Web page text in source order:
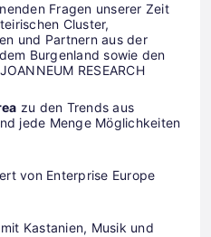
Fragen unserer Zeit
Cluster,
und Partnern aus der
Burgenland sowie den
RESEARCH
zu den Trends aus
jede Menge Möglichkeiten
von Enterprise Europe
mit Kastanien, Musik und